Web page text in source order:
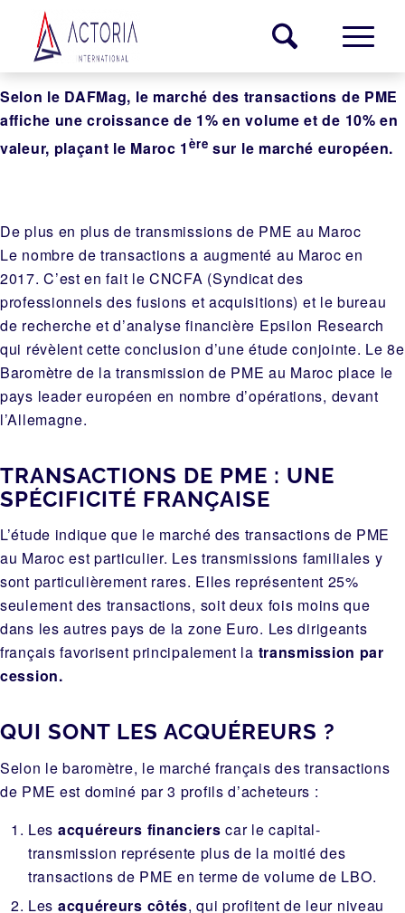
Selon le DAFMag, le marché des transactions de PME
affiche une croissance de 1% en volume et de 10% en
valeur, plaçant le Maroc 1ère sur le marché européen.
De plus en plus de transmissions de PME au Maroc
Le nombre de transactions a augmenté au Maroc en
2017. C’est en fait le CNCFA (Syndicat des
professionnels des fusions et acquisitions) et le bureau
de recherche et d’analyse financière Epsilon Research
qui révèlent cette conclusion d’une étude conjointe. Le 8e
Baromètre de la transmission de PME au Maroc place le
pays leader européen en nombre d’opérations, devant
l’Allemagne.
TRANSACTIONS DE PME : UNE
SPÉCIFICITÉ FRANÇAISE
L’étude indique que le marché des transactions de PME
au Maroc est particulier. Les transmissions familiales y
sont particulièrement rares. Elles représentent 25%
seulement des transactions, soit deux fois moins que
dans les autres pays de la zone Euro. Les dirigeants
français favorisent principalement la transmission par
cession.
QUI SONT LES ACQUÉREURS ?
Selon le baromètre, le marché français des transactions
de PME est dominé par 3 profils d’acheteurs :
Les acquéreurs financiers car le capital-
transmission représente plus de la moitié des
transactions de PME en terme de volume de LBO.
Les acquéreurs côtés, qui profitent de leur niveau